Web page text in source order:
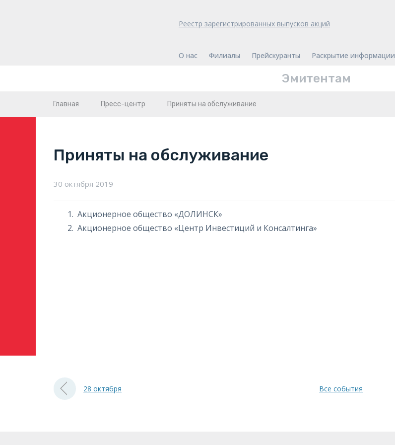
Реестр зарегистрированных выпусков акций
О нас Филиалы Прейскуранты Раскрытие информации
Эмитентам
Главная Пресс-центр Приняты на обслуживание
Приняты на обслуживание
30 октября 2019
Акционерное общество «ДОЛИНСК»
Акционерное общество «Центр Инвестиций и Консалтинга»
28 октября Все события